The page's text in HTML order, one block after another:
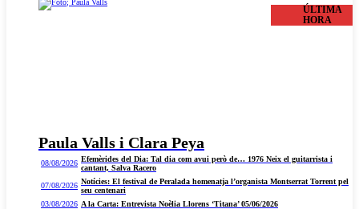
Paula Valls i Clara Peya
ÚLTIMA
HORA
08/08/2026 Efemèrides del Dia: Tal dia com avui però de… 1976 Neix el guitarrista i
cantant, Salva Racero
07/08/2026 Notícies: El festival de Peralada homenatja l’organista Montserrat Torrent pel
seu centenari
03/08/2026 A la Carta: Entrevista Noèlia Llorens ‘Titana’ 05/06/2026